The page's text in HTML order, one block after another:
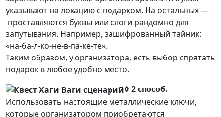
указывают на локацию с подарком. На остальных —
проставляются буквы или слоги рандомно для
запутывания. Например, зашифрованный тайник:
«на-ба-л-ко-не-в-па-ке-те».
Таким образом, у организатора, есть выбор спрятать
подарок в любое удобно место.
◊ 2 способ.
Использовать настоящие металлические ключи,
которые организатором приобретаются